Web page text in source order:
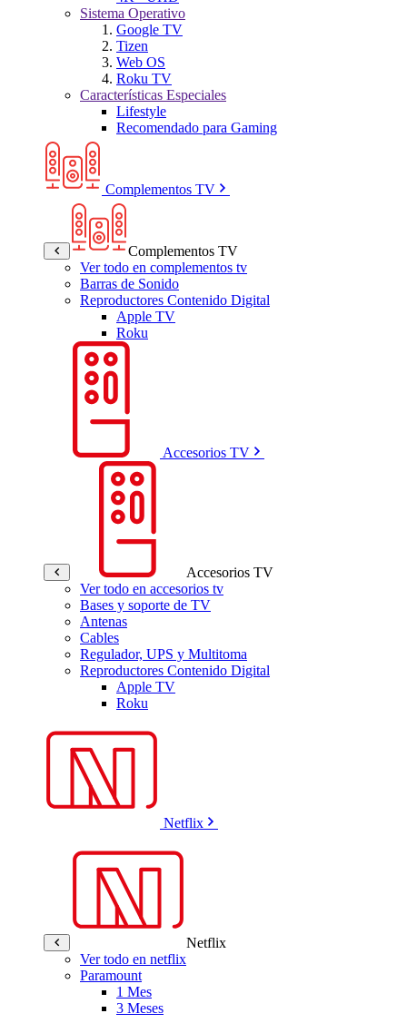
Sistema Operativo
Google TV
Tizen
Web OS
Roku TV
Características Especiales
Lifestyle
Recomendado para Gaming
Complementos TV
Complementos TV
Ver todo en complementos tv
Barras de Sonido
Reproductores Contenido Digital
Apple TV
Roku
Accesorios TV
Accesorios TV
Ver todo en accesorios tv
Bases y soporte de TV
Antenas
Cables
Regulador, UPS y Multitoma
Reproductores Contenido Digital
Apple TV
Roku
Netflix
Netflix
Ver todo en netflix
Paramount
1 Mes
3 Meses